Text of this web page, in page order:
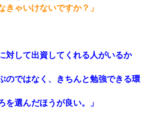
きゃいけないですか？」
対して出資してくれる人がいるか
のではなく、きちんと勉強できる環
を選んだほうが良い。」